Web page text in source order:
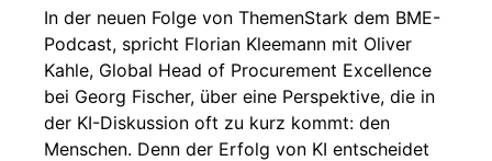
In der neuen Folge von ThemenStark dem BME-
Podcast, spricht Florian Kleemann mit Oliver
Kahle, Global Head of Procurement Excellence
bei Georg Fischer, über eine Perspektive, die in
der KI-Diskussion oft zu kurz kommt: den
Menschen. Denn der Erfolg von KI entscheidet